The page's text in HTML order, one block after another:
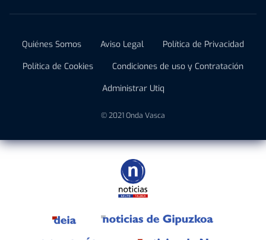
Quiénes Somos Aviso Legal
Política de Privacidad
Política de Cookies
Condiciones de uso y Contratación
Administrar Utiq
© 2021 Onda Vasca